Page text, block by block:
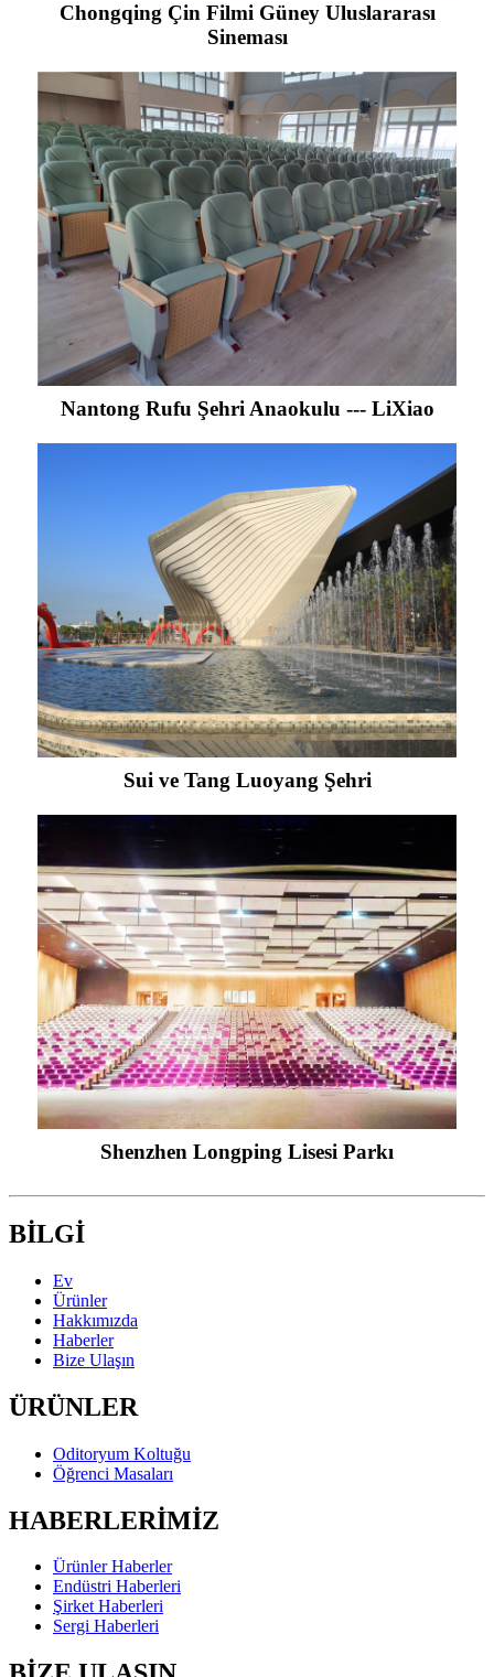
Chongqing Çin Filmi Güney Uluslararası
Sineması
Nantong Rufu Şehri Anaokulu --- LiXiao
Sui ve Tang Luoyang Şehri
Shenzhen Longping Lisesi Parkı
BİLGİ
Ev
Ürünler
Hakkımızda
Haberler
Bize Ulaşın
ÜRÜNLER
Oditoryum Koltuğu
Öğrenci Masaları
HABERLERİMİZ
Ürünler Haberler
Endüstri Haberleri
Şirket Haberleri
Sergi Haberleri